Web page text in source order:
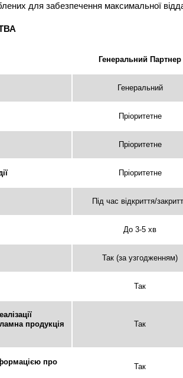
для забезпечення максимальної
Генеральний Партнер
Генеральний
Пріоритетне
Пріоритетне
Пріоритетне
Під час відкриття/
До 3-5 хв
Так (за узгодженням)
Так
продукція
Так
про
Так